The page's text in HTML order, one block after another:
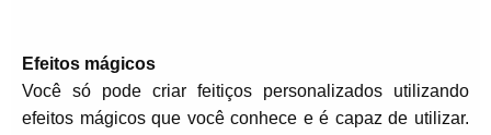
Efeitos mágicos
Você só pode criar feitiços personalizados utilizando
efeitos mágicos que você conhece e é capaz de utilizar.